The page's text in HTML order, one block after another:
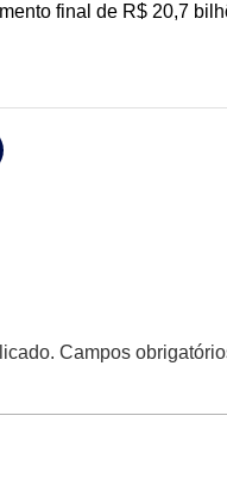
final de R$ 20,7
Campos